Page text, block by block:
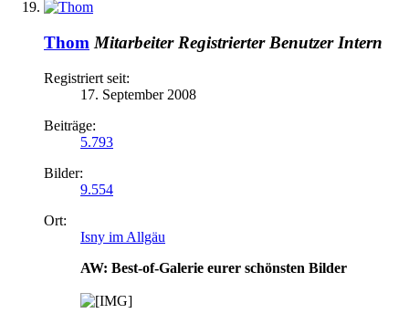
Thom Mitarbeiter Registrierter Benutzer Intern
Registriert seit:
17. September 2008
Beiträge:
5.793
Bilder:
9.554
Ort:
Isny im Allgäu
AW: Best-of-Galerie eurer schönsten Bilder